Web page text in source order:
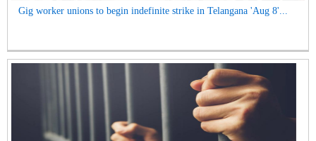
Gig worker unions to begin indefinite strike in Telangana 'Aug 8'...